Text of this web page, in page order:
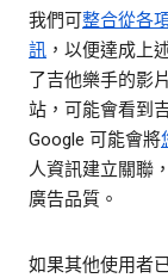
我們可整合從各
訊 ，以便達成上
了吉他樂手的影
站，可能會看到
Google 可能會將
人資訊建立關聯
廣告品質。
如果其他使用者